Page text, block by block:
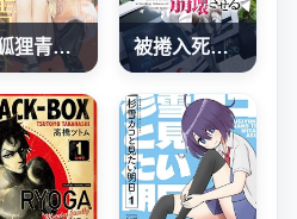
小狐狸青春不足 被捲入死亡遊戲的山本小姐，正隨心所欲地摧毀遊戲平衡